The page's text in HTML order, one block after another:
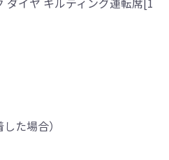
た場合）